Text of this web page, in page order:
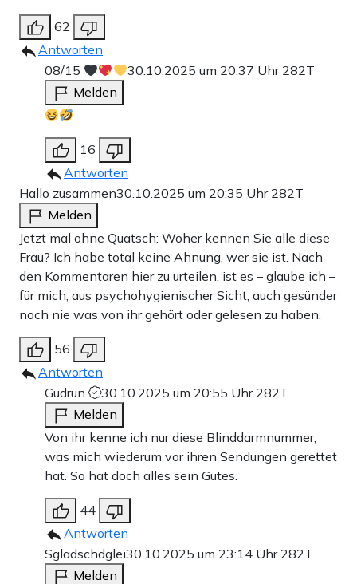
62
Antworten
08/15
30.10.2025 um 20:37 Uhr 282T
Melden
16
Antworten
Hallo zusammen30.10.2025 um 20:35 Uhr 282T
Melden
Jetzt mal ohne Quatsch: Woher kennen Sie alle diese
Frau? Ich habe total keine Ahnung, wer sie ist. Nach
den Kommentaren hier zu urteilen, ist es – glaube ich –
für mich, aus psychohygienischer Sicht, auch gesünder
noch nie was von ihr gehört oder gelesen zu haben.
56
Antworten
Gudrun
30.10.2025 um 20:55 Uhr 282T
Melden
Von ihr kenne ich nur diese Blinddarmnummer,
was mich wiederum vor ihren Sendungen gerettet
hat. So hat doch alles sein Gutes.
44
Antworten
Sgladschdglei30.10.2025 um 23:14 Uhr 282T
Melden